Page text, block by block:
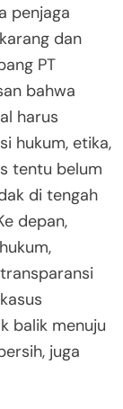
penjaga
dan
PT
bahwa
harus
hukum, etika,
tentu belum
di tengah
depan,
balik menuju
juga